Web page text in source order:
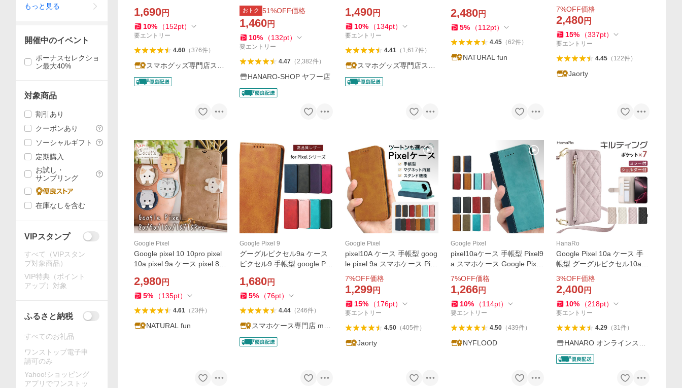
ース 手帳型ケース スマホケ
ース シンプル ピクセル10a
ケース
1,690円
10% （152pt）
要エントリー
4.60（376件）
スマホグッズ専門店ステ
ラケース
ース Pixel9a Pixel9 Pixel8a P
ixel10 Pixel10Pro Pixel8 9Pr
o 9ProXL 8 Pro Pixel7a 7 6a
スマホケース
おトク 51%OFF価格
1,460円
10% （132pt）
要エントリー
4.47（2,382件）
HANARO-SHOP ヤフー店
0Pro XL 10a ケース 手帳型
ケース スマホケース ピクセ
ル10a ケース
1,490円
10% （134pt）
要エントリー
4.41（ 1,617件）
スマホグッズ専門店ステ
ラケース
glepixel Chrome
2,480円
5% （112pt）
4.45（62件）
NATURAL fun
10 pro XL カバー google 7a
5G スマホケース 耐衝撃 グ
ーグル ピクセル 8a 手帳カバ
ー マグネット
7%OFF価格
2,480円
15% （337pt）
要エントリー
4.45（ 122件）
Jaorty
Google Pixel
Google pixel 10 10pro pixel
10a pixel 9a ケース pixel 8a
a スマホケース 猫 かわいい
NewCocotte
2,980円
5% （135pt）
4.61（23件）
NATURAL fun
Google Pixel 9
グーグルピクセル9a ケース
ピクセル9 手帳型 google Pix
レザー pixel9 pixel 9 a カバ
ー 手帳 シンプル 5G 耐衝撃
1,680円
5% （76pt）
4.44（246件）
スマホケース専門店 matt
u
Google Pixel
pixel10A ケース 手帳型 goog
le pixel 9a スマホケース Pixe
l 10 ケース ピクセル10pro xl
カバー pixel8aケース グーグ
ル ピクセル 7 a 手帳カバー 6
a ケース
7%OFF価格
1,299円
15% （176pt）
要エントリー
4.50（405件）
Jaorty
Google Pixel
pixel10aケース 手帳型 Pixel9
a スマホケース Google Pixel
9a ケース グーグル ピクセル
9a ケース Pixel9a カバー Pix
el 10 pro xl 8 7a 7 pro カー
ドポケット
7%OFF価格
1,266円
10% （114pt）
要エントリー
4.50（439件）
NYFLOOD
HanaRo
Google Pixel 10a ケース 手
帳型 グーグルピクセル10a Pi
xel 9a 10 手帳型ケース キル
ティング 10Pro スマホケー
ス ショルダーストラップ ス
マホショルダー
3%OFF価格
2,400円
10% （218pt）
要エントリー
4.29（31件）
HANARO オンラインスト
ア
もっと見る
開催中のイベント
ボーナスセレクショ
ン最大40%
対象商品
割引あり
クーポンあり
ソーシャルギフト
定期購入
お試し・
サンプリング
在庫なしを含む
VIPスタンプ
すべて（VIPスタン
プ対象商品）
VIP特典（ポイント
アップ）対象
ふるさと納税
すべてのお礼品
ワンストップ電子申
請可のみ
Yahoo!ショッピング
アプリでワンストッ